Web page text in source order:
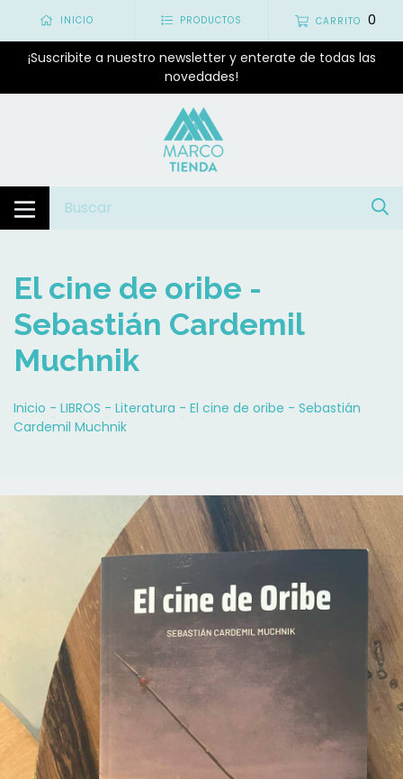
INICIO PRODUCTOS CARRITO 0
¡Suscribite a nuestro newsletter y enterate de todas las
novedades!
El cine de oribe -
Sebastián Cardemil
Muchnik
Inicio - LIBROS - Literatura - El cine de oribe - Sebastián
Cardemil Muchnik